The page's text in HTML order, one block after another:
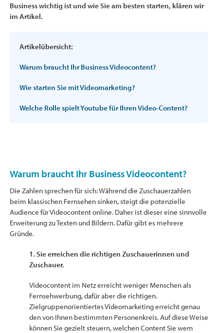
Business wichtig ist und wie Sie am besten starten, klären wir
im Artikel.
Artikelübersicht:
Warum braucht Ihr Business Videocontent?
Wie starten Sie mit Videomarketing?
Welche Rolle spielt Youtube für Ihren Video-Content?
Warum braucht Ihr Business Videocontent?
Die Zahlen sprechen für sich: Während die Zuschauerzahlen
beim klassischen Fernsehen sinken, steigt die potenzielle
Audience für Videocontent online. Daher ist dieser eine sinnvolle
Erweiterung zu Texten und Bildern. Dafür gibt es mehrere
Gründe.
1. Sie erreichen die richtigen Zuschauerinnen und
Zuschauer.
Videocontent im Netz erreicht weniger Menschen als
Fernsehwerbung, dafür aber die richtigen.
Zielgruppenorientiertes Videomarketing erreicht genau
den von Ihnen bestimmten Personenkreis. Auf diese Weise
können Sie gezielt steuern, welchen Content Sie wem